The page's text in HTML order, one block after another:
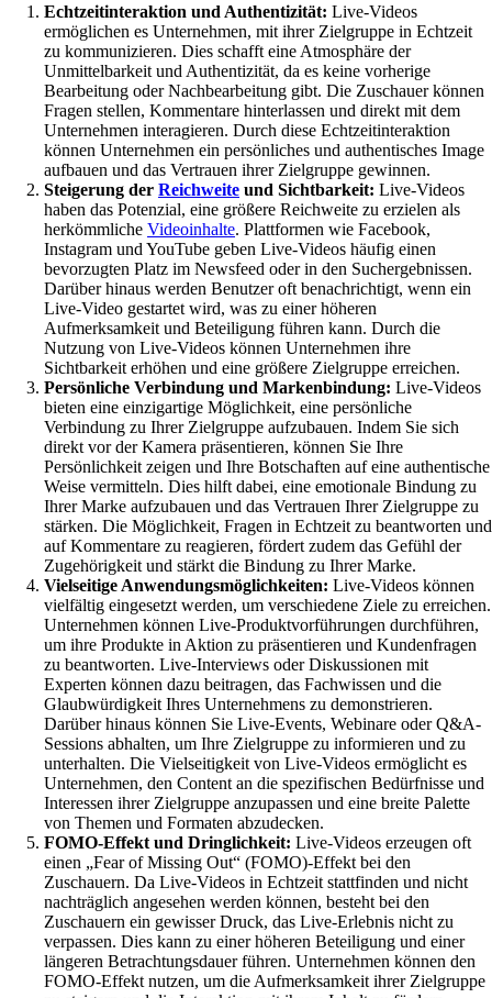
Echtzeitinteraktion und Authentizität: Live-Videos
ermöglichen es Unternehmen, mit ihrer Zielgruppe in Echtzeit
zu kommunizieren. Dies schafft eine Atmosphäre der
Unmittelbarkeit und Authentizität, da es keine vorherige
Bearbeitung oder Nachbearbeitung gibt. Die Zuschauer können
Fragen stellen, Kommentare hinterlassen und direkt mit dem
Unternehmen interagieren. Durch diese Echtzeitinteraktion
können Unternehmen ein persönliches und authentisches Image
aufbauen und das Vertrauen ihrer Zielgruppe gewinnen.
Steigerung der Reichweite und Sichtbarkeit: Live-Videos
haben das Potenzial, eine größere Reichweite zu erzielen als
herkömmliche Videoinhalte. Plattformen wie Facebook,
Instagram und YouTube geben Live-Videos häufig einen
bevorzugten Platz im Newsfeed oder in den Suchergebnissen.
Darüber hinaus werden Benutzer oft benachrichtigt, wenn ein
Live-Video gestartet wird, was zu einer höheren
Aufmerksamkeit und Beteiligung führen kann. Durch die
Nutzung von Live-Videos können Unternehmen ihre
Sichtbarkeit erhöhen und eine größere Zielgruppe erreichen.
Persönliche Verbindung und Markenbindung: Live-Videos
bieten eine einzigartige Möglichkeit, eine persönliche
Verbindung zu Ihrer Zielgruppe aufzubauen. Indem Sie sich
direkt vor der Kamera präsentieren, können Sie Ihre
Persönlichkeit zeigen und Ihre Botschaften auf eine authentische
Weise vermitteln. Dies hilft dabei, eine emotionale Bindung zu
Ihrer Marke aufzubauen und das Vertrauen Ihrer Zielgruppe zu
stärken. Die Möglichkeit, Fragen in Echtzeit zu beantworten und
auf Kommentare zu reagieren, fördert zudem das Gefühl der
Zugehörigkeit und stärkt die Bindung zu Ihrer Marke.
Vielseitige Anwendungsmöglichkeiten: Live-Videos können
vielfältig eingesetzt werden, um verschiedene Ziele zu erreichen.
Unternehmen können Live-Produktvorführungen durchführen,
um ihre Produkte in Aktion zu präsentieren und Kundenfragen
zu beantworten. Live-Interviews oder Diskussionen mit
Experten können dazu beitragen, das Fachwissen und die
Glaubwürdigkeit Ihres Unternehmens zu demonstrieren.
Darüber hinaus können Sie Live-Events, Webinare oder Q&A-
Sessions abhalten, um Ihre Zielgruppe zu informieren und zu
unterhalten. Die Vielseitigkeit von Live-Videos ermöglicht es
Unternehmen, den Content an die spezifischen Bedürfnisse und
Interessen ihrer Zielgruppe anzupassen und eine breite Palette
von Themen und Formaten abzudecken.
FOMO-Effekt und Dringlichkeit: Live-Videos erzeugen oft
einen „Fear of Missing Out“ (FOMO)-Effekt bei den
Zuschauern. Da Live-Videos in Echtzeit stattfinden und nicht
nachträglich angesehen werden können, besteht bei den
Zuschauern ein gewisser Druck, das Live-Erlebnis nicht zu
verpassen. Dies kann zu einer höheren Beteiligung und einer
längeren Betrachtungsdauer führen. Unternehmen können den
FOMO-Effekt nutzen, um die Aufmerksamkeit ihrer Zielgruppe